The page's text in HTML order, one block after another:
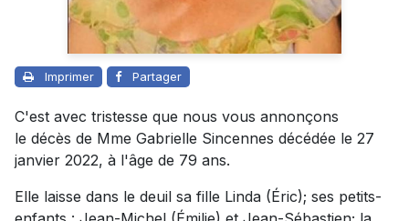
Imprimer Partager
C'est avec tristesse que nous vous annonçons
le décès de Mme Gabrielle Sincennes décédée le 27
janvier 2022, à l'âge de 79 ans.
Elle laisse dans le deuil sa fille Linda (Éric); ses petits-